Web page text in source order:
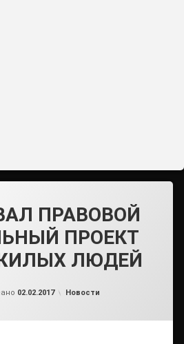
ПРАВОВОЙ
ПРОЕКТ
ЛЮДЕЙ
02.02.2017 Рубрики:
Новости